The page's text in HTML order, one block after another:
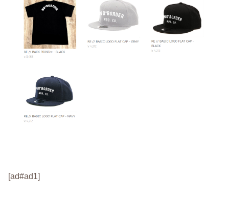
[ad#ad1]